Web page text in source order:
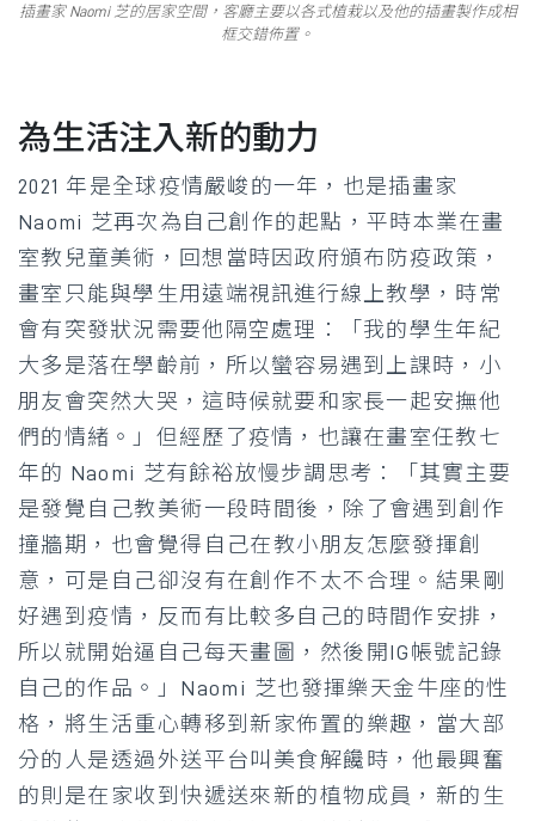
插畫家 Naomi 芝的居家空間，客廳主要以各式植栽以及他的插畫製作成相
框交錯佈置。
為生活注入新的動力
2021 年是全球疫情嚴峻的一年，也是插畫家
Naomi 芝再次為自己創作的起點，平時本業在畫
室教兒童美術，回想當時因政府頒布防疫政策，
畫室只能與學生用遠端視訊進行線上教學，時常
會有突發狀況需要他隔空處理：「我的學生年紀
大多是落在學齡前，所以蠻容易遇到上課時，小
朋友會突然大哭，這時候就要和家長一起安撫他
們的情緒。」但經歷了疫情，也讓在畫室任教七
年的 Naomi 芝有餘裕放慢步調思考：「 其實主要
是發覺自己教美術一段時間後，除了會遇到創作
撞牆期，也會覺得自己在教小朋友怎麼發揮創
意，
可是自己卻沒有在創作不太不合理。結果剛
好遇到疫情，反而有比較多自己的時間作安排，
所以就開始逼自己每天畫圖，然後 開IG帳號 記錄
自己的作品。
」 Naomi 芝也發揮樂天金牛座的性
格， 將生活重心轉移到新家佈置的樂趣，當大部
分的人是透過外送平台叫美食解饞時，他最興奮
的則是在家收到快遞送來新的植物成員，新的生